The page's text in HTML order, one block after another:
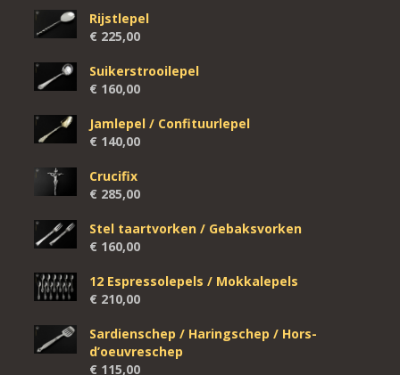
Rijstlepel
€ 225,00
Suikerstrooilepel
€ 160,00
Jamlepel / Confituurlepel
€ 140,00
Crucifix
€ 285,00
Stel taartvorken / Gebaksvorken
€ 160,00
12 Espressolepels / Mokkalepels
€ 210,00
Sardienschep / Haringschep / Hors-
d’oeuvreschep
€ 115,00